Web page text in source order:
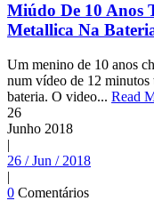
Miúdo De 10 Anos
Metallica Na
Um menino de 10 anos
num vídeo de 12
bateria. O video... Read
26
Junho 2018
|
26 / Jun / 2018
|
0 Comentários